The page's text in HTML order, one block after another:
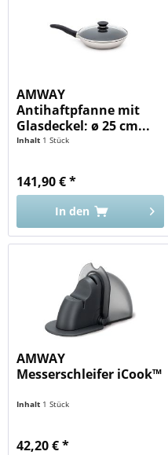
AMWAY
Antihaftpfanne mit
Glasdeckel; ø 25 cm...
Inhalt 1 Stück
141,90 € *
In den
AMWAY
Messerschleifer iCook™
Inhalt 1 Stück
42,20 € *